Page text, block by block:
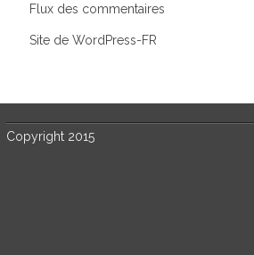
Flux des commentaires
Site de WordPress-FR
Copyright 2015